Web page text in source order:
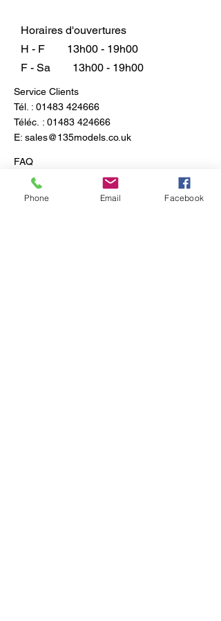
Horaires d'ouvertures
H - F
13h00 - 19h00
F - Sa
13h00 - 19h00
Service Clients
Tél. : 01483 424666
Téléc. : 01483 424666
E: sales@135models.co.uk
FAQ
Expédition & retours
Politique du magasin
Phone Email Facebook